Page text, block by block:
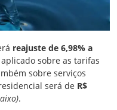
reajuste de 6,98% a
sobre as tarifas
sobre serviços
será de R$
.